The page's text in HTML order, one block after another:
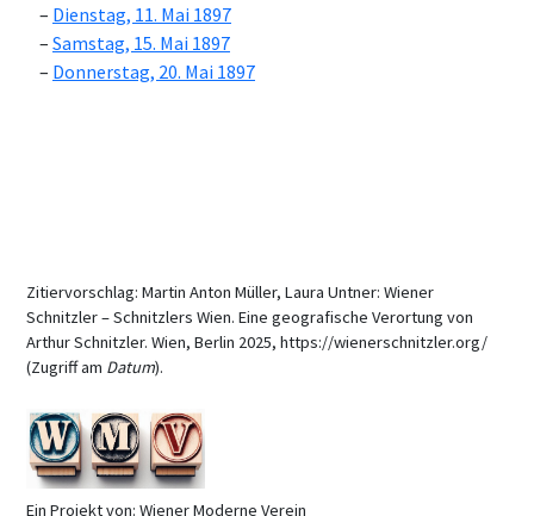
Dienstag, 11. Mai 1897
Samstag, 15. Mai 1897
Donnerstag, 20. Mai 1897
Zitiervorschlag: Martin Anton Müller, Laura Untner: Wiener
Schnitzler – Schnitzlers Wien. Eine geografische Verortung von
Arthur Schnitzler. Wien, Berlin 2025, https://wienerschnitzler.org/
(Zugriff am Datum).
Ein Projekt von: Wiener Moderne Verein